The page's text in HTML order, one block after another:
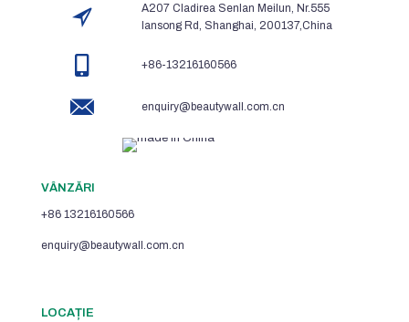
A207 Cladirea Senlan Meilun, Nr.555
lansong Rd, Shanghai, 200137,China
+86-13216160566
enquiry@beautywall.com.cn
VÂNZĂRI
+86 13216160566
enquiry@beautywall.com.cn
LOCAȚIE